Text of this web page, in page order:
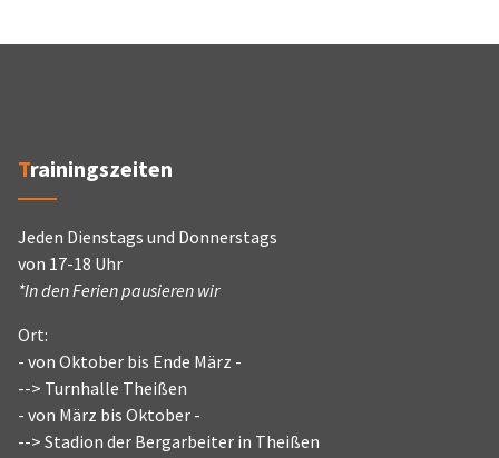
Trainingszeiten
Jeden Dienstags und Donnerstags
von 17-18 Uhr
*In den Ferien pausieren wir
Ort:
- von Oktober bis Ende März -
--> Turnhalle Theißen
- von März bis Oktober -
--> Stadion der Bergarbeiter in Theißen